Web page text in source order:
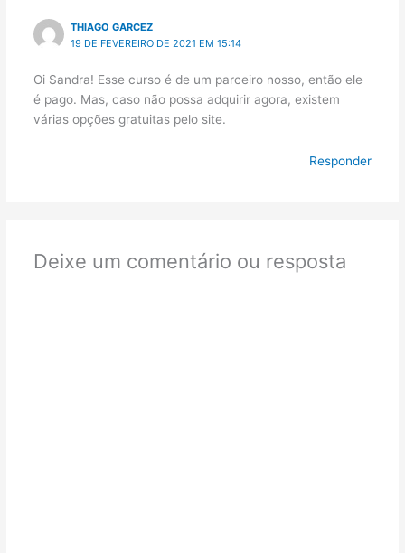
THIAGO GARCEZ
19 DE FEVEREIRO DE 2021 EM 15:14
Oi Sandra! Esse curso é de um parceiro nosso, então ele
é pago. Mas, caso não possa adquirir agora, existem
várias opções gratuitas pelo site.
Responder
Deixe um comentário ou resposta